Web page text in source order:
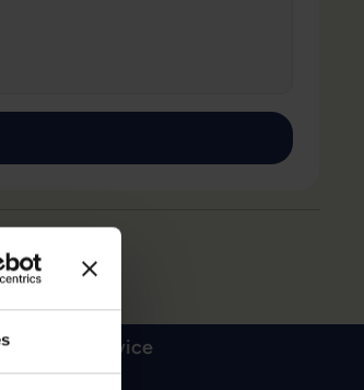
Kundenservice